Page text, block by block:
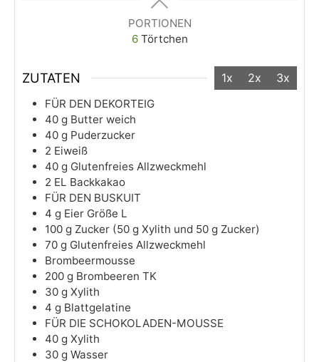
PORTIONEN
6 Törtchen
ZUTATEN 1x 2x 3x
FÜR DEN DEKORTEIG
40 g Butter weich
40 g Puderzucker
2 Eiweiß
40 g Glutenfreies Allzweckmehl
2 EL Backkakao
FÜR DEN BUSKUIT
4 g Eier Größe L
100 g Zucker (50 g Xylith und 50 g Zucker)
70 g Glutenfreies Allzweckmehl
Brombeermousse
200 g Brombeeren TK
30 g Xylith
4 g Blattgelatine
FÜR DIE SCHOKOLADEN-MOUSSE
40 g Xylith
30 g Wasser